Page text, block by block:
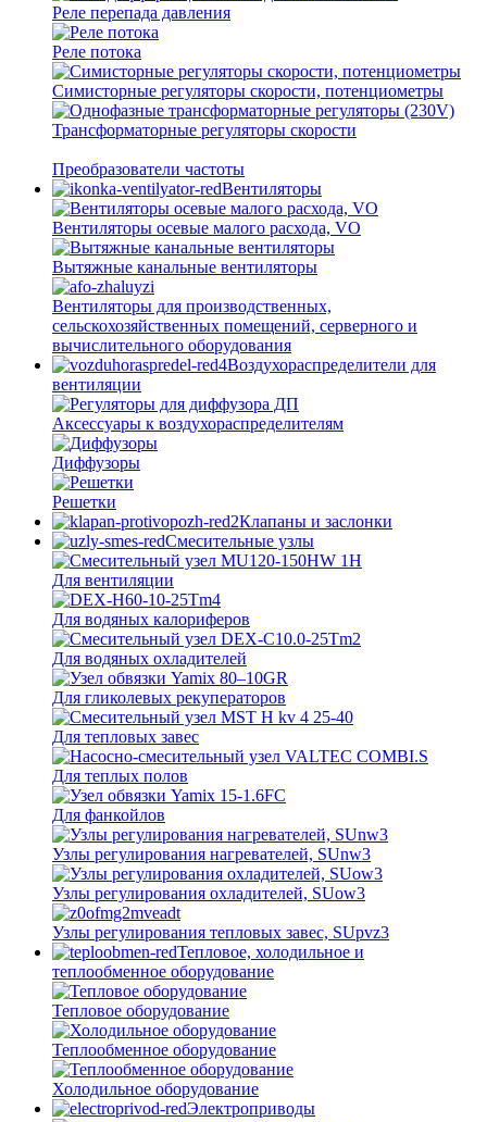
Реле перепада давления
Реле потока
Симисторные регуляторы скорости, потенциометры
Трансформаторные регуляторы скорости
Преобразователи частоты
Вентиляторы
Вентиляторы осевые малого расхода, VO
Вытяжные канальные вентиляторы
Вентиляторы для производственных,
сельскохозяйственных помещений, серверного и
вычислительного оборудования
Воздухораспределители для
вентиляции
Аксессуары к воздухораспределителям
Диффузоры
Решетки
Клапаны и заслонки
Смесительные узлы
Для вентиляции
Для водяных калориферов
Для водяных охладителей
Для гликолевых рекуператоров
Для тепловых завес
Для теплых полов
Для фанкойлов
Узлы регулирования нагревателей, SUnw3
Узлы регулирования охладителей, SUow3
Узлы регулирования тепловых завес, SUpvz3
Тепловое, холодильное и
теплообменное оборудование
Тепловое оборудование
Теплообменное оборудование
Холодильное оборудование
Электроприводы